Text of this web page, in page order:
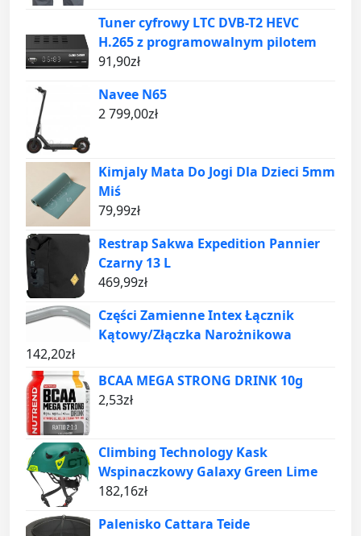
Tuner cyfrowy LTC DVB-T2 HEVC
H.265 z programowalnym pilotem
91,90zł
Navee N65
2 799,00zł
Kimjaly Mata Do Jogi Dla Dzieci 5mm
Miś
79,99zł
Restrap Sakwa Expedition Pannier
Czarny 13 L
469,99zł
Części Zamienne Intex Łącznik
Kątowy/Złączka Narożnikowa
142,20zł
BCAA MEGA STRONG DRINK 10g
2,53zł
Climbing Technology Kask
Wspinaczkowy Galaxy Green Lime
182,16zł
Palenisko Cattara Teide